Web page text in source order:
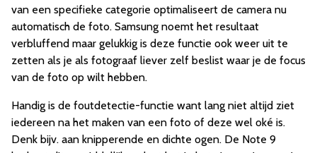
van een specifieke categorie optimaliseert de camera nu
automatisch de foto. Samsung noemt het resultaat
verbluffend maar gelukkig is deze functie ook weer uit te
zetten als je als fotograaf liever zelf beslist waar je de focus
van de foto op wilt hebben.
Handig is de foutdetectie-functie want lang niet altijd ziet
iedereen na het maken van een foto of deze wel oké is.
Denk bijv. aan knipperende en dichte ogen. De Note 9